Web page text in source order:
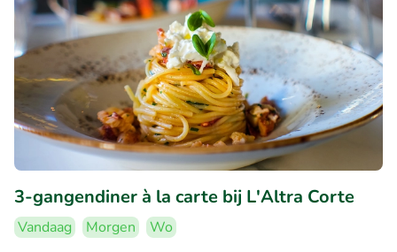
3-gangendiner à la carte bij L'Altra Corte
Vandaag Morgen
Wo